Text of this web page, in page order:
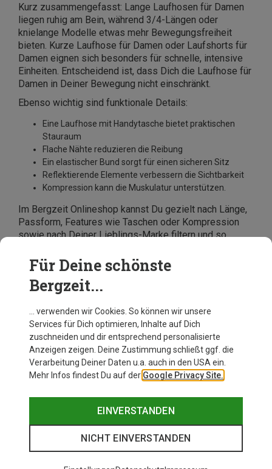
Kurz zusammengefasst: Lange Laufhosen für Damen
liegen ruhig am Bein, während 3/4-Längen oder
knielange Modelle etwas mehr Bewegungsfreiheit
bieten. Kurze Laufhose für Damen oder Laufshorts für
Damen eignen sich besonders für schnelle, intensive
Einheiten. Entscheidend ist, dass Dich die Laufhose für
Damen in Deiner Bewegung nicht einschränkt.
Ebenso wichtig sind funktionale Details:
Eine Laufhose mit Handytasche bietet praktischen
Stauraum
Flache Nähte reduzieren die Reibung
Ein elastischer Bund sorgt für einen sicheren Sitz
Reflektierende Elemente verbessern die Sichtbarkeit
Kompression kann die Muskulatur unterstützen.
Im Bergzeit Onlineshop kannst Du gezielt nach Länge,
Passform, Features wie Taschen oder Kompression
sowie nach Deiner Lieblings-Marke filtern und so
Deinen Anforderungen passt.
Für Deine schönste
Bergzeit...
… verwenden wir Cookies. So können wir unsere
Services für Dich optimieren, Inhalte auf Dich
zuschneiden und dir entsprechend personalisierte
Anzeigen zeigen. Deine Zustimmung schließt ggf. die
Verarbeitung Deiner Daten u.a. auch in den USA ein.
Mehr Infos findest Du auf der Google Privacy Site.
EINVERSTANDEN
NICHT EINVERSTANDEN